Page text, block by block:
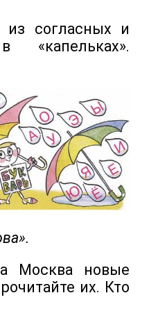
из согласных и
Москва новые
их. Кто